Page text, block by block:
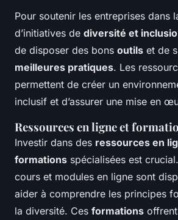
Pour soutenir les entreprises dans
d’initiatives de diversité et
de disposer des bons outils et de
meilleures pratiques. Les
permettent de créer un
inclusif et d’assurer une mise en
Ressources en ligne et
Investir dans des ressources en
formations spécialisées est
cours et modules en ligne sont
aider à comprendre les principes
la diversité. Ces formations